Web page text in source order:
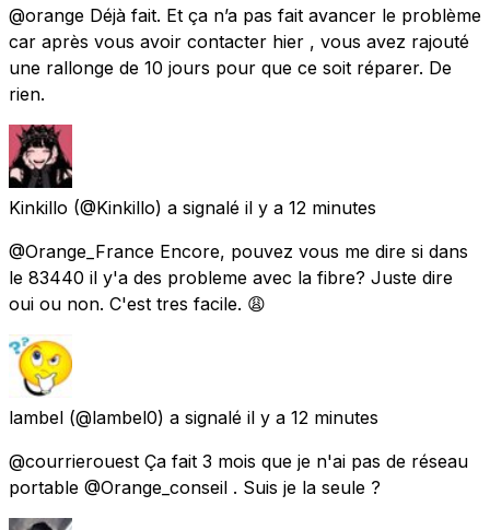
@orange Déjà fait. Et ça n’a pas fait avancer le problème
car après vous avoir contacter hier , vous avez rajouté
une rallonge de 10 jours pour que ce soit réparer. De
rien.
Kinkillo (@Kinkillo) a signalé il y a 12 minutes
@Orange_France Encore, pouvez vous me dire si dans
le 83440 il y'a des probleme avec la fibre? Juste dire
oui ou non. C'est tres facile. 😩
lambel (@lambel0) a signalé il y a 12 minutes
@courrierouest Ça fait 3 mois que je n'ai pas de réseau
portable @Orange_conseil . Suis je la seule ?